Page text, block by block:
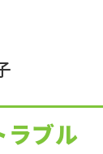
ラブル